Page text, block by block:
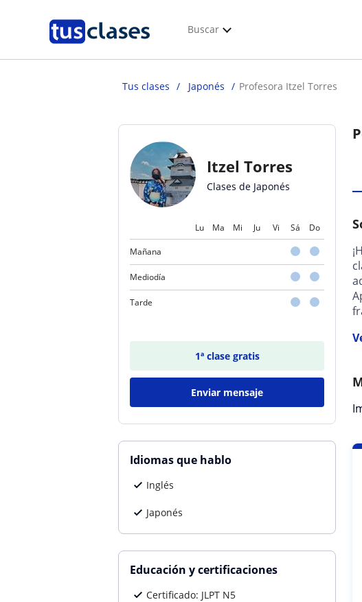
Buscar
Tus clases Japonés Profesora Itzel Torres
Itzel Torres
Clases de Japonés
Lu Ma Mi Ju Vi Sá Do
Mañana
Mediodía
Tarde
1ª clase gratis
Enviar mensaje
Idiomas que hablo
Inglés
Japonés
Educación y certificaciones
Certificado: JLPT N5